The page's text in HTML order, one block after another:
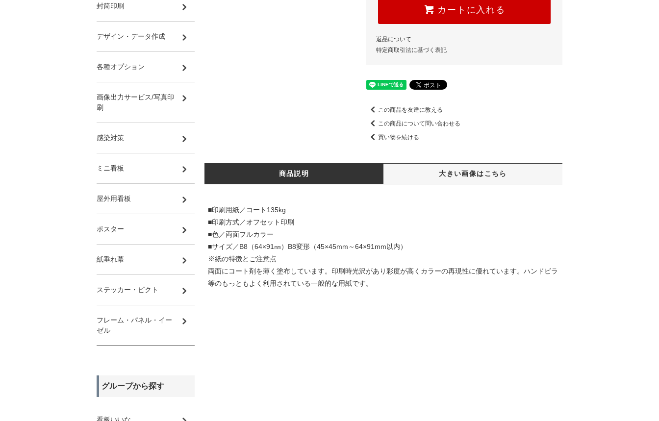
カートに入れる
返品について
特定商取引法に基づく表記
この商品を友達に教える
この商品について問い合わせる
買い物を続ける
商品説明 大きい画像はこちら
■印刷用紙／コート135kg
■印刷方式／オフセット印刷
■色／両面フルカラー
■サイズ／B8（64×91㎜）B8変形（45×45mm～64×91mm以内）
※紙の特徴とご注意点
両面にコート剤を薄く塗布しています。印刷時光沢があり彩度が高くカラーの再現性に優れています。ハンドビラ
等のもっともよく利用されている一般的な用紙です。
封筒印刷
デザイン・データ作成
各種オプション
画像出力サービス/写真印
刷
感染対策
ミニ看板
屋外用看板
ポスター
紙垂れ幕
ステッカー・ピクト
フレーム・パネル・イー
ゼル
グループから探す